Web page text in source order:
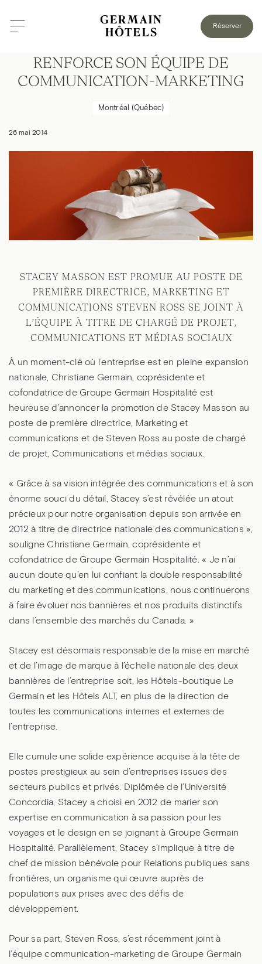
Réserver
GROUPE GERMAIN HOSPITALITÉ
RENFORCE SON ÉQUIPE DE
COMMUNICATION-MARKETING
Montréal (Québec)
26 mai 2014
STACEY MASSON EST PROMUE AU POSTE DE
PREMIÈRE DIRECTRICE, MARKETING ET
COMMUNICATIONS STEVEN ROSS SE JOINT À
L’ÉQUIPE À TITRE DE CHARGÉ DE PROJET,
COMMUNICATIONS ET MÉDIAS SOCIAUX
À un moment-clé où l’entreprise est en pleine expansion
nationale, Christiane Germain, coprésidente et
cofondatrice de Groupe Germain Hospitalité est
heureuse d’annoncer la promotion de Stacey Masson au
poste de première directrice, Marketing et
communications et de Steven Ross au poste de chargé
de projet, Communications et médias sociaux.
« Grâce à sa vision intégrée des communications et à son
énorme souci du détail, Stacey s’est révélée un atout
précieux pour notre organisation depuis son arrivée en
2012 à titre de directrice nationale des communications »,
souligne Christiane Germain, coprésidente et
cofondatrice de Groupe Germain Hospitalité. « Je n’ai
aucun doute qu’en lui confiant la double responsabilité
du marketing et des communications, nous continuerons
à faire évoluer nos bannières et nos produits distinctifs
dans l’ensemble des marchés du Canada. »
Stacey est désormais responsable de la mise en marché
et de l’image de marque à l’échelle nationale des deux
bannières de l’entreprise soit, les Hôtels-boutique Le
Germain et les Hôtels ALT, en plus de la direction de
toutes les communications internes et externes de
l’entreprise.
Elle cumule une solide expérience acquise à la tête de
postes prestigieux au sein d’entreprises issues des
secteurs publics et privés. Diplômée de l’Université
Concordia, Stacey a choisi en 2012 de marier son
expertise en communication à sa passion pour les
voyages et le design en se joignant à Groupe Germain
Hospitalité. Parallèlement, Stacey s’implique à titre de
chef de mission bénévole pour Relations publiques sans
frontières, un organisme qui œuvre auprès de
populations aux prises avec des défis de
développement.
Pour sa part, Steven Ross, s’est récemment joint à
l’équipe communication-marketing de Groupe Germain